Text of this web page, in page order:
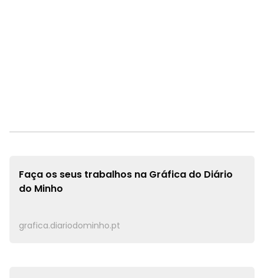
Faça os seus trabalhos na Gráfica do Diário
do Minho
grafica.diariodominho.pt